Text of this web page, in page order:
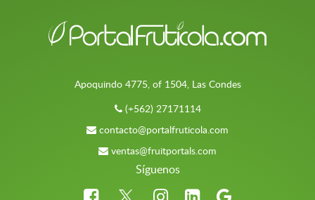
Apoquindo 4775, of 1504, Las Condes
(+562) 27171114
contacto@portalfruticola.com
ventas@fruitportals.com
Síguenos